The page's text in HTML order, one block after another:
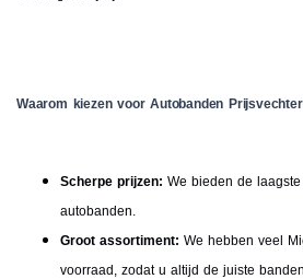
Waarom kiezen voor Autobanden
Scherpe prijzen: We bieden de
autobanden.
Groot assortiment: We hebben veel
voorraad, zodat u altijd de juiste